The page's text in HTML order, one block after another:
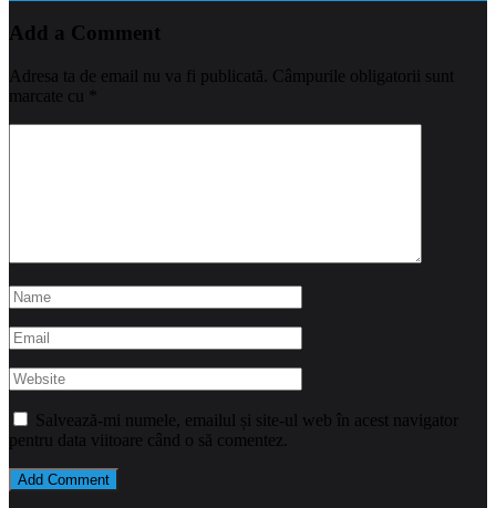
Add a Comment
Adresa ta de email nu va fi publicată. Câmpurile obligatorii sunt
marcate cu
Salvează-mi numele, emailul și site-ul web în acest navigator
pentru data viitoare când o să comentez.